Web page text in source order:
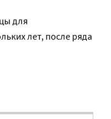
для
лет, после ряда